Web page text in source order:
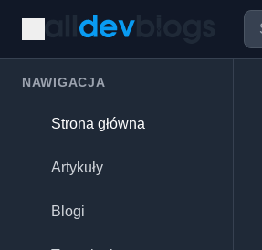
NAWIGACJA
Strona główna
Artykuły
Blogi